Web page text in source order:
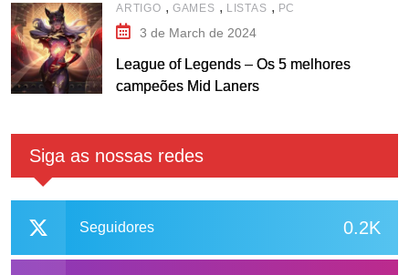
ARTIGO , GAMES , LISTAS , PC
3 de March de 2024
League of Legends – Os 5 melhores
campeões Mid Laners
Siga as nossas redes
0.2K
Seguidores